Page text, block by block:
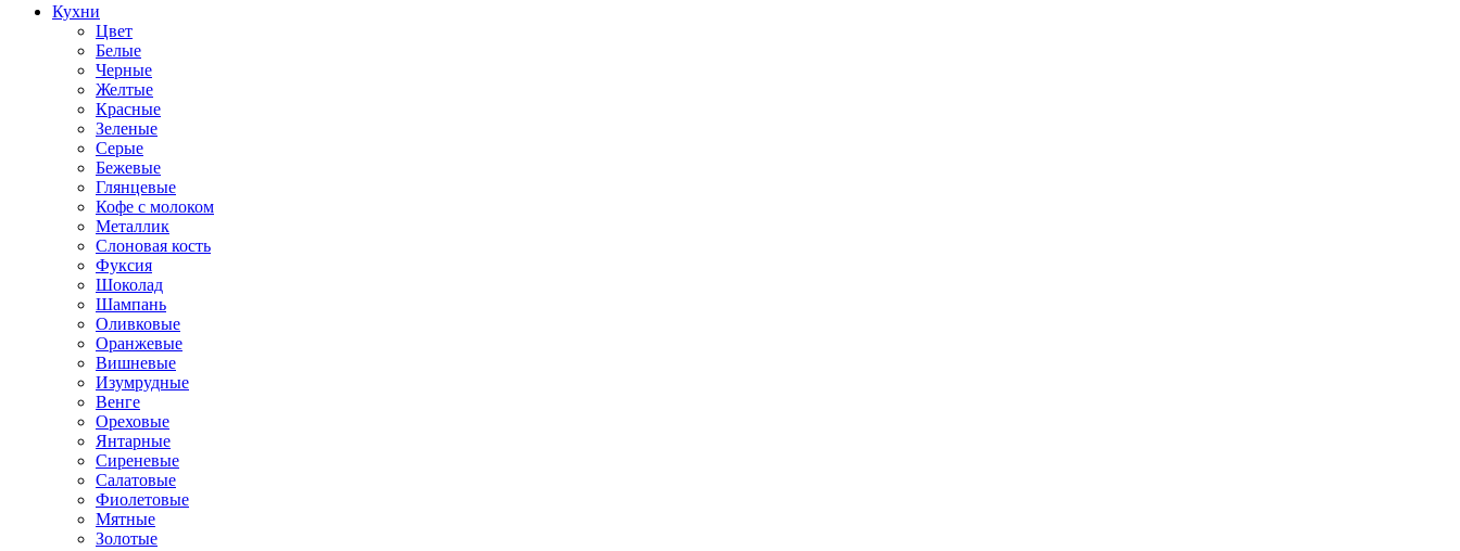
Кухни
Цвет
Белые
Черные
Желтые
Красные
Зеленые
Серые
Бежевые
Глянцевые
Кофе с молоком
Металлик
Слоновая кость
Фуксия
Шоколад
Шампань
Оливковые
Оранжевые
Вишневые
Изумрудные
Венге
Ореховые
Янтарные
Сиреневые
Салатовые
Фиолетовые
Мятные
Золотые